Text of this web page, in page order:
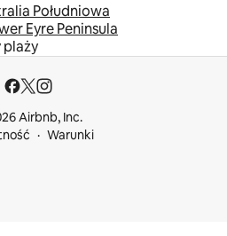
Południowa
Eyre Peninsula
plaży
Airbnb, Inc.
Warunki